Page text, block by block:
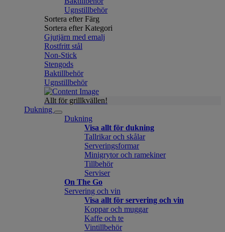
Ugnstillbehör
Sortera efter Färg
Sortera efter Kategori
Gjutjärn med emalj
Rostfritt stål
Non-Stick
Stengods
Baktillbehör
Ugnstillbehör
Allt för grillkvällen!
Dukning
Dukning
Visa allt för dukning
Tallrikar och skålar
Serveringsformar
Minigrytor och ramekiner
Tillbehör
Serviser
On The Go
Servering och vin
Visa allt för servering och vin
Koppar och muggar
Kaffe och te
Vintillbehör